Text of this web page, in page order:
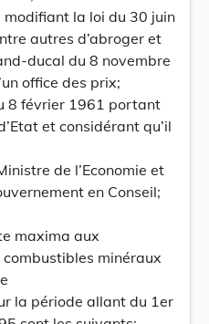
la loi du 30 juin
autres d’abroger et
ducal du 8 novembre
office des prix;
8 février 1961 portant
et considérant qu’il
de l’Economie et
en Conseil;
maxima aux
minéraux
la période allant du 1er